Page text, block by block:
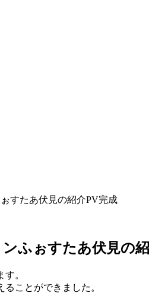
すたあ伏見の紹介PV完成
ふぉすたあ伏見の
。
ことができました。